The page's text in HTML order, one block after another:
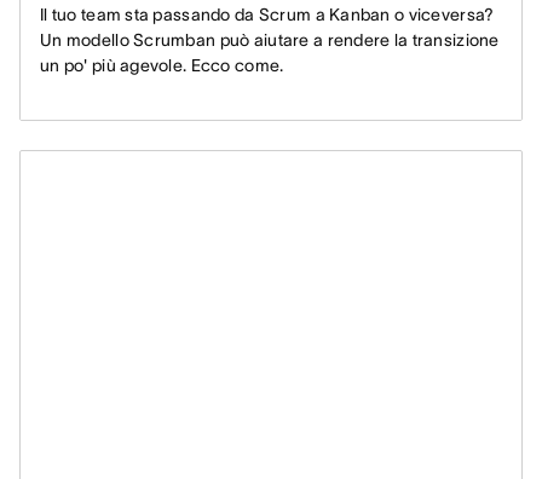
Il tuo team sta passando da Scrum a Kanban o viceversa?
Un modello Scrumban può aiutare a rendere la transizione
un po' più agevole. Ecco come.